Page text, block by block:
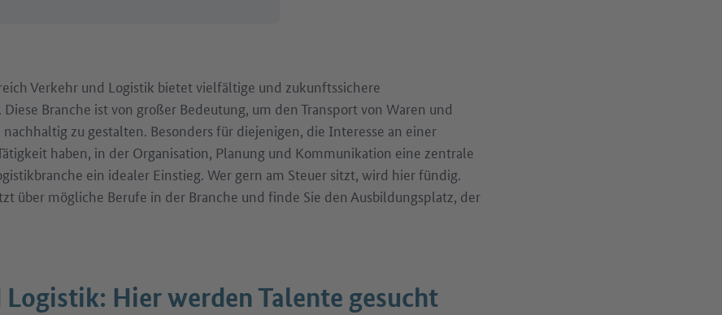
Verkehr und Logistik bietet vielfältige und zukunftssichere
Branche ist von großer Bedeutung, um den Transport von Waren und
zu gestalten. Besonders für diejenigen, die Interesse an einer
haben, in der Organisation, Planung und Kommunikation eine zentrale
ein idealer Einstieg. Wer gern am Steuer sitzt, wird hier fündig.
über mögliche Berufe in der Branche und finde Sie den Ausbildungsplatz, der
Logistik: Hier werden Talente gesucht